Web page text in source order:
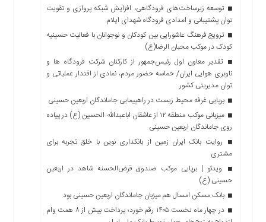
توسعه زیرساخت‌های فرودگاهی، افزایش شبکه پروازی و تقویت
توان پشتیبانی و امدادی فرودگاه شهدای ایلام
ترویج فرهنگ عاشورایی بین کودکان و نوجوانان با فعالیت حسینیه
کودک در موکب محبان الرضا(ع)
تقدیر معاون اول رئیس‌جمهور از کارکنان شرکت فرودگاه ها و
ناوبری هوایی ایران/ حماسه حضور مردم، نمادی از اقتدار عملیاتی و
توان مدیریتی کشور
برپایی غرفه محیط زیست در راهپیمایی جاماندگان اربعین حسینی
میزبانی موکب منطقه ۱۲ از عاشقان اباعبدالله الحسین (ع) در پیاده
روی جاماندگان اربعین حسینی
روایت بانک ایران زمین از بانکداری نوین با خلق تجربه برای
مشتری
ویدئو | برپایی موکب صندوق قرض‌الحسنه شاهد در اربعین
حسینی (ع)
بانک مسکن امسال هم میزبان جاماندگان اربعین حسینی بود
در چهار ماه نخست ۱۴۰۵ رقم خورد؛ پرداخت بیش از ۸ همت وام